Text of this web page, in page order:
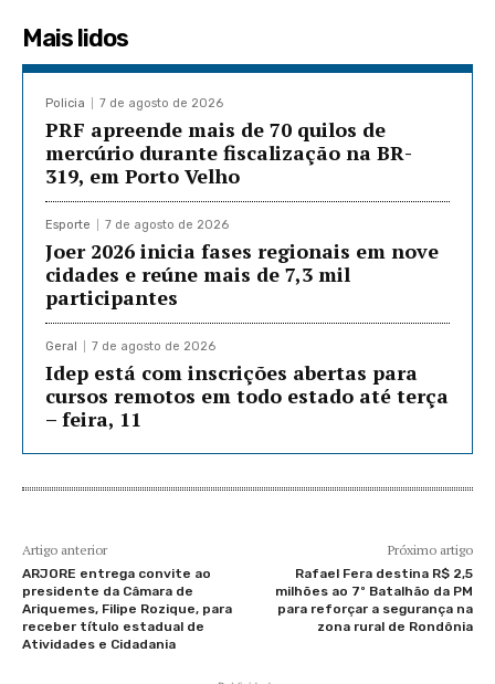
Mais lidos
Policia 7 de agosto de 2026
PRF apreende mais de 70 quilos de
mercúrio durante fiscalização na BR-
319, em Porto Velho
Esporte 7 de agosto de 2026
Joer 2026 inicia fases regionais em nove
cidades e reúne mais de 7,3 mil
participantes
Geral 7 de agosto de 2026
Idep está com inscrições abertas para
cursos remotos em todo estado até terça
– feira, 11
Artigo anterior
ARJORE entrega convite ao
presidente da Câmara de
Ariquemes, Filipe Rozique, para
receber título estadual de
Atividades e Cidadania
Próximo artigo
Rafael Fera destina R$ 2,5
milhões ao 7º Batalhão da PM
para reforçar a segurança na
zona rural de Rondônia